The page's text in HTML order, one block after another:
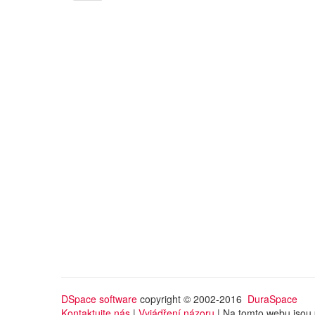
DSpace software copyright © 2002-2016 DuraSpace